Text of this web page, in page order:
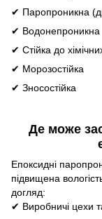
✔ Паропроникна
✔ Водонепроникна
✔ Стійка до
✔ Морозостійка
✔ Зносостійка
Де може
Епоксидні
підвищена
догляд:
✔ Виробничі цехи